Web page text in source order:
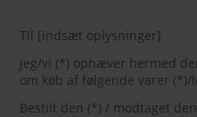
Til [indsæt oplysninger]
Jeg/vi (*) ophæver hermed
om køb af følgende varer
Bestilt den (*) / modtaget